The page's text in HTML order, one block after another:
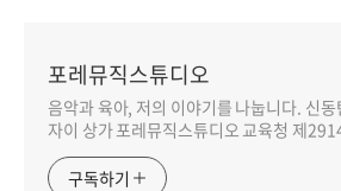
포레뮤직스튜디오
음악과 육아, 저의 이야기를 나눕니다. 신동
자이 상가 포레뮤직스튜디오 교육청 제
구독하기